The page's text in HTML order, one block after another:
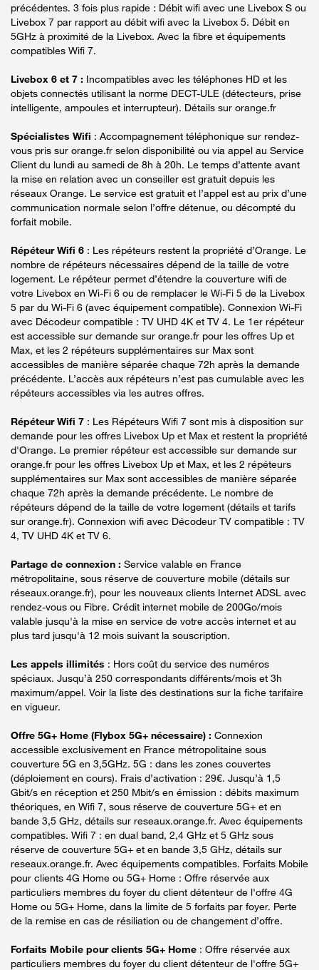
précédentes. 3 fois plus rapide : Débit wifi avec une Livebox S ou
Livebox 7 par rapport au débit wifi avec la Livebox 5. Débit en
5GHz à proximité de la Livebox. Avec la fibre et équipements
compatibles Wifi 7.
Livebox 6 et 7 : Incompatibles avec les téléphones HD et les
objets connectés utilisant la norme DECT-ULE (détecteurs, prise
intelligente, ampoules et interrupteur). Détails sur orange.fr
Spécialistes Wifi : Accompagnement téléphonique sur rendez-
vous pris sur orange.fr selon disponibilité ou via appel au Service
Client du lundi au samedi de 8h à 20h. Le temps d’attente avant
la mise en relation avec un conseiller est gratuit depuis les
réseaux Orange. Le service est gratuit et l’appel est au prix d’une
communication normale selon l’offre détenue, ou décompté du
forfait mobile.
Répéteur Wifi 6 : Les répéteurs restent la propriété d’Orange. Le
nombre de répéteurs nécessaires dépend de la taille de votre
logement. Le répéteur permet d’étendre la couverture wifi de
votre Livebox en Wi-Fi 6 ou de remplacer le Wi-Fi 5 de la Livebox
5 par du Wi-Fi 6 (avec équipement compatible). Connexion Wi-Fi
avec Décodeur compatible : TV UHD 4K et TV 4. Le 1er répéteur
est accessible sur demande sur orange.fr pour les offres Up et
Max, et les 2 répéteurs supplémentaires sur Max sont
accessibles de manière séparée chaque 72h après la demande
précédente. L’accès aux répéteurs n’est pas cumulable avec les
répéteurs accessibles via les autres offres.
Répéteur Wifi 7 : Les Répéteurs Wifi 7 sont mis à disposition sur
demande pour les offres Livebox Up et Max et restent la propriété
d'Orange. Le premier répéteur est accessible sur demande sur
orange.fr pour les offres Livebox Up et Max, et les 2 répéteurs
supplémentaires sur Max sont accessibles de manière séparée
chaque 72h après la demande précédente. Le nombre de
répéteurs dépend de la taille de votre logement (détails et tarifs
sur orange.fr). Connexion wifi avec Décodeur TV compatible : TV
4, TV UHD 4K et TV 6.
Partage de connexion : Service valable en France
métropolitaine, sous réserve de couverture mobile (détails sur
réseaux.orange.fr), pour les nouveaux clients Internet ADSL avec
rendez-vous ou Fibre. Crédit internet mobile de 200Go/mois
valable jusqu'à la mise en service de votre accès internet et au
plus tard jusqu'à 12 mois suivant la souscription.
Les appels illimités : Hors coût du service des numéros
spéciaux. Jusqu’à 250 correspondants différents/mois et 3h
maximum/appel. Voir la liste des destinations sur la fiche tarifaire
en vigueur.
Offre 5G+ Home (Flybox 5G+ nécessaire) : Connexion
accessible exclusivement en France métropolitaine sous
couverture 5G en 3,5GHz. 5G : dans les zones couvertes
(déploiement en cours). Frais d’activation : 29€. Jusqu’à 1,5
Gbit/s en réception et 250 Mbit/s en émission : débits maximum
théoriques, en Wifi 7, sous réserve de couverture 5G+ et en
bande 3,5 GHz, détails sur reseaux.orange.fr. Avec équipements
compatibles. Wifi 7 : en dual band, 2,4 GHz et 5 GHz sous
réserve de couverture 5G+ et en bande 3,5 GHz, détails sur
reseaux.orange.fr. Avec équipements compatibles. Forfaits Mobile
pour clients 4G Home ou 5G+ Home : Offre réservée aux
particuliers membres du foyer du client détenteur de l'offre 4G
Home ou 5G+ Home, dans la limite de 5 forfaits par foyer. Perte
de la remise en cas de résiliation ou de changement d’offre.
Forfaits Mobile pour clients 5G+ Home : Offre réservée aux
particuliers membres du foyer du client détenteur de l'offre 5G+